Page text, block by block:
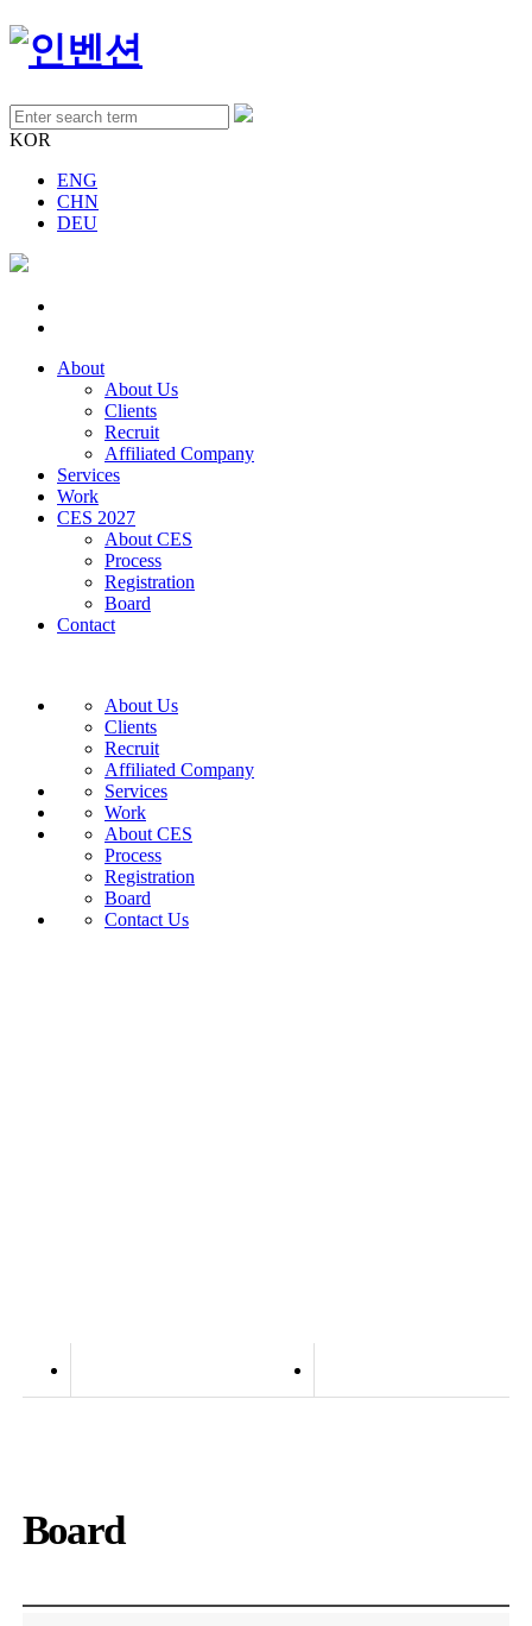
KOR
ENG
CHN
DEU
About
About Us
Clients
Recruit
Affiliated Company
Services
Work
CES 2027
About CES
Process
Registration
Board
Contact
About Us
Clients
Recruit
Affiliated Company
Services
Work
About CES
Process
Registration
Board
Contact Us
Board